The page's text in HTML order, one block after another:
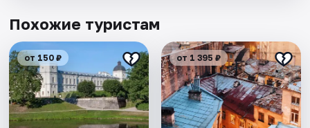
Похожие туристам
от 150 ₽ от 1 395 ₽